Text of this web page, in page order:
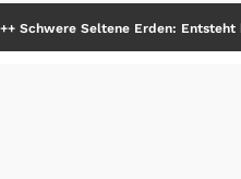
Erden: Entsteht hier die